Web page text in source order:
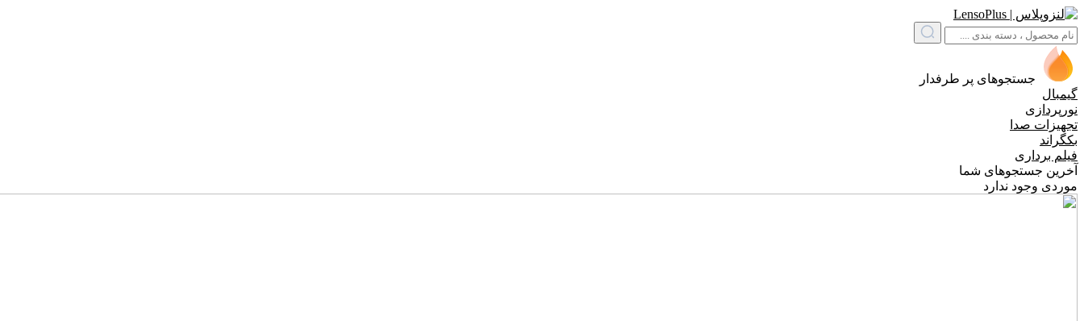
جستجوهای پر طرفدار
گیمبال
نورپردازی
تجهیزات صدا
بکگراند
فیلم برداری
آخرین جستجوهای شما
موردی وجود ندارد